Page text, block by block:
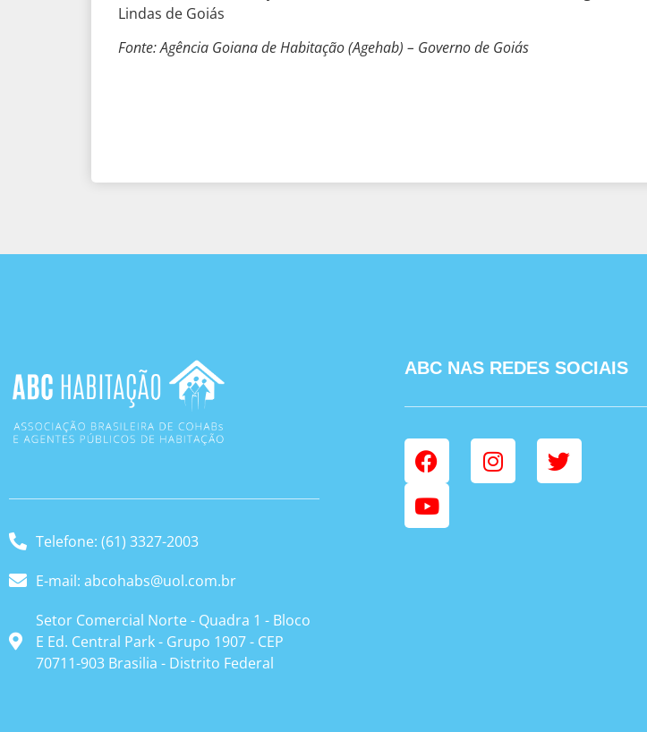
Lindas de Goiás
Fonte: Agência Goiana de Habitação (Agehab) – Governo de Goiás
Telefone: (61) 3327-2003
E-mail: abcohabs@uol.com.br
Setor Comercial Norte - Quadra 1 - Bloco
E Ed. Central Park - Grupo 1907 - CEP
70711-903 Brasilia - Distrito Federal
ABC NAS REDES SOCIAIS